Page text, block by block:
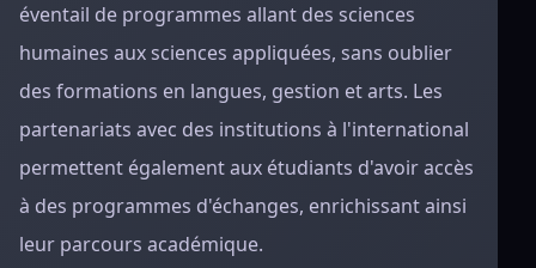
éventail de programmes allant des sciences
humaines aux sciences appliquées, sans oublier
des formations en langues, gestion et arts. Les
partenariats avec des institutions à l'international
permettent également aux étudiants d'avoir accès
à des programmes d'échanges, enrichissant ainsi
leur parcours académique.